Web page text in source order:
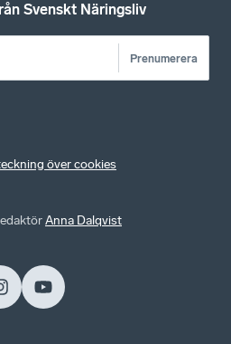
Svenskt Näringsliv
Prenumerera
över cookies
Anna Dalqvist